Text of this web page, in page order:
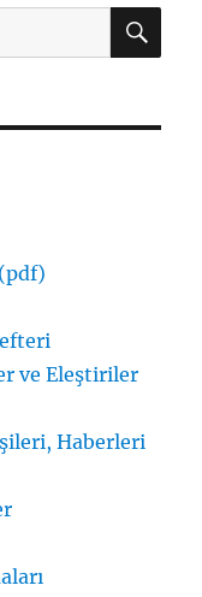
ve Eleştiriler
Haberleri